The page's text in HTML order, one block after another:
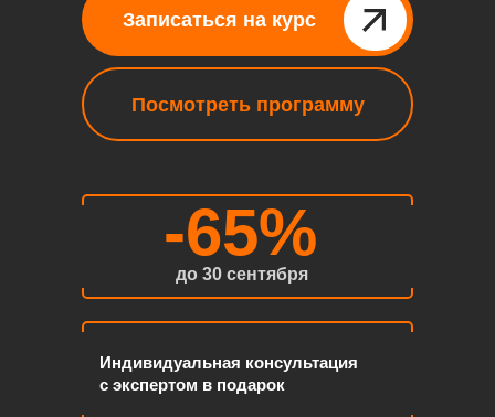
Посмотреть программу
Записаться на курс⠀⠀⠀⠀
-65%
до 30 сентября
Индивидуальная консультация
с экспертом в подарок